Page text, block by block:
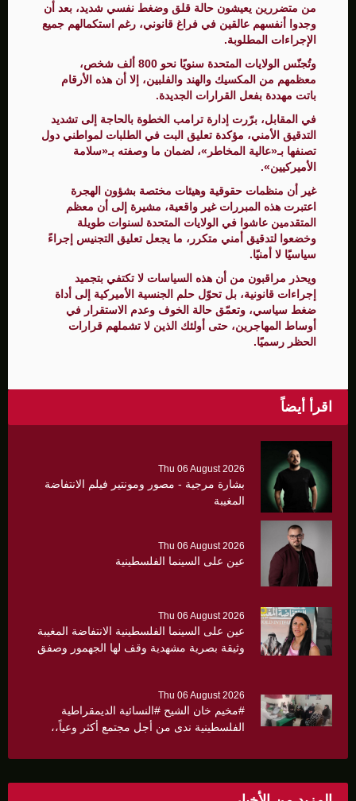
من متضررين يعيشون حالة قلق وضغط نفسي شديد، بعد أن
وجدوا أنفسهم عالقين في فراغ قانوني، رغم استكمالهم جميع
الإجراءات المطلوبة.
وتُجنّس الولايات المتحدة سنويًا نحو 800 ألف شخص،
معظمهم من المكسيك والهند والفلبين، إلا أن هذه الأرقام
باتت مهددة بفعل القرارات الجديدة.
في المقابل، برّرت إدارة ترامب الخطوة بالحاجة إلى تشديد
التدقيق الأمني، مؤكدة تعليق البت في الطلبات لمواطني دول
تصنفها بـ«عالية المخاطر»، لضمان ما وصفته بـ«سلامة
الأميركيين».
غير أن منظمات حقوقية وهيئات مختصة بشؤون الهجرة
اعتبرت هذه المبررات غير واقعية، مشيرة إلى أن معظم
المتقدمين عاشوا في الولايات المتحدة لسنوات طويلة
وخضعوا لتدقيق أمني متكرر، ما يجعل تعليق التجنيس إجراءً
سياسيًا لا أمنيًا.
ويحذر مراقبون من أن هذه السياسات لا تكتفي بتجميد
إجراءات قانونية، بل تحوّل حلم الجنسية الأميركية إلى أداة
ضغط سياسي، وتعمّق حالة الخوف وعدم الاستقرار في
أوساط المهاجرين، حتى أولئك الذين لا تشملهم قرارات
الحظر رسميًا.
اقرأ أيضاً
Thu 06 August 2026
بشارة مرجية - مصور ومونتير فيلم الانتفاضة
المغيبة
Thu 06 August 2026
عين على السينما الفلسطينية
Thu 06 August 2026
عين على السينما الفلسطينية الانتفاضة المغيبة
وثيقة بصرية مشهدية وقف لها الجهمور وصفق
Thu 06 August 2026
#مخيم خان الشيح #النسائية الديمقراطية
الفلسطينية ندى من أجل مجتمع أكثر وعياً،،
بروشورات توعوية على سيدات الحي.